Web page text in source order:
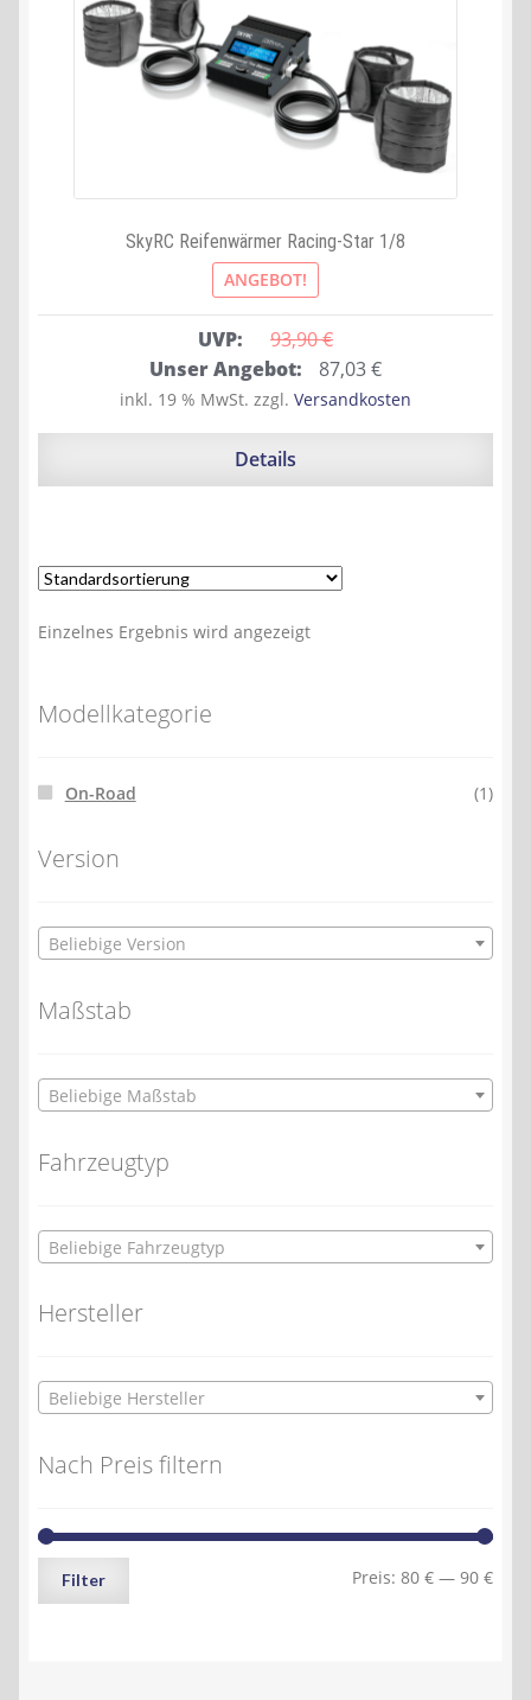
SkyRC Reifenwärmer Racing-Star 1/8
ANGEBOT!
UVP: 93,90 €
Ursprünglicher
Preis
war:
Unser Angebot: 87,03€Aktueller
Preis
ist:
inkl. 19 % MwSt. zzgl. Versandkosten
Details
Einzelnes Ergebnis wird angezeigt
Modellkategorie
On-Road (1)
Version
Beliebige Version
Maßstab
Beliebige Maßstab
Fahrzeugtyp
Beliebige Fahrzeugtyp
Hersteller
Beliebige Hersteller
Nach Preis filtern
Min.
Max.
Filter Preis: 80 € — 90 €